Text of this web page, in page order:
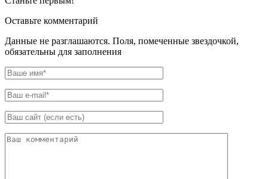
Оставьте комментарий
Данные не разглашаются. Поля, помеченные звездочкой,
обязательны для заполнения